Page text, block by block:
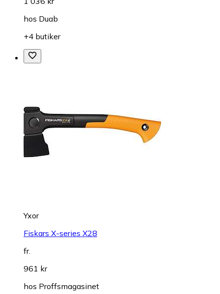
hos Duab
+4 butiker
Yxor
Fiskars X-series X28
fr.
961 kr
hos Proffsmagasinet